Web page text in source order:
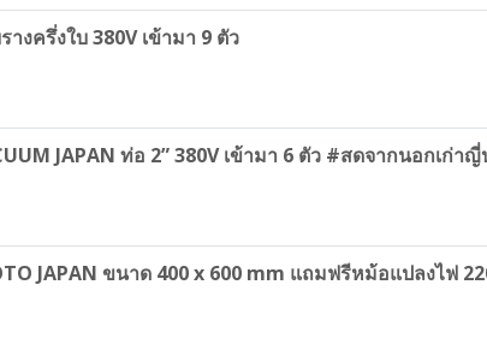
งครึ่งใบ 380V เข้ามา 9 ตัว
JAPAN ท่อ 2” 380V เข้ามา 6 ตัว #สดจากนอกเก่า
JAPAN ขนาด 400 x 600 mm แถมฟรีหม้อแปลงไฟ